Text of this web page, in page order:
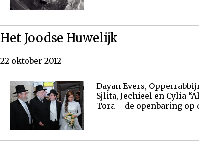
Het Joodse Huwelijk
22 oktober 2012
Dayan Evers,
Sjlita, Jechieel en Cylia
Tora – de openbaring op